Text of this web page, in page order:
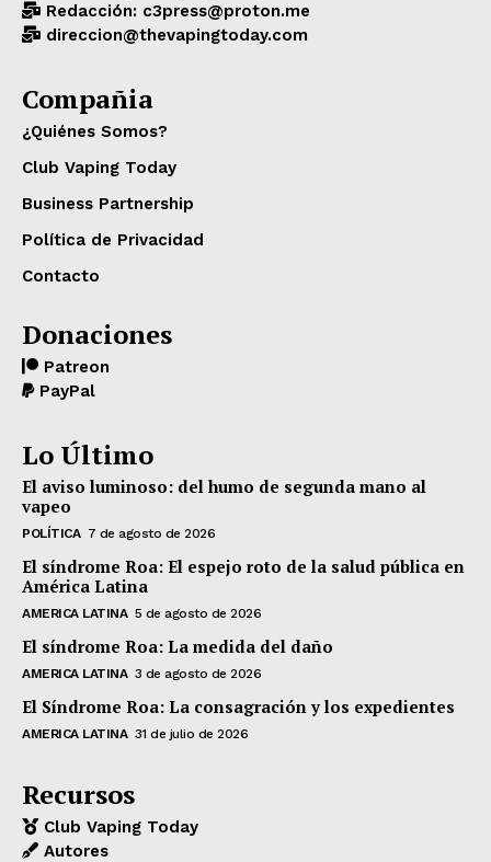
Redacción: c3press@proton.me
direccion@thevapingtoday.com
Compañia
¿Quiénes Somos?
Club Vaping Today
Business Partnership
Política de Privacidad
Contacto
Donaciones
Patreon
PayPal
Lo Último
El aviso luminoso: del humo de segunda mano al
vapeo
POLÍTICA 7 de agosto de 2026
El síndrome Roa: El espejo roto de la salud pública en
América Latina
AMERICA LATINA 5 de agosto de 2026
El síndrome Roa: La medida del daño
AMERICA LATINA 3 de agosto de 2026
El Síndrome Roa: La consagración y los expedientes
AMERICA LATINA 31 de julio de 2026
Recursos
Club Vaping Today
Autores